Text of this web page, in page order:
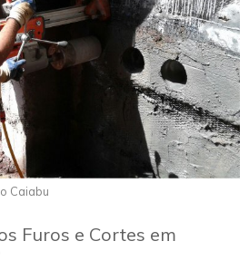
Caiabu
Furos e Cortes em